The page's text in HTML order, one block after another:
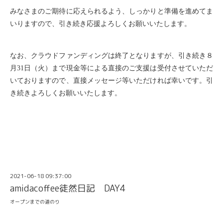
みなさまのご期待に応えられるよう、しっかりと準備を進めてま
いりますので、引き続き応援よろしくお願いいたします。
なお、クラウドファンディングは終了となりますが、引き続き８
月31日（火）まで現金等による直接のご支援は受付させていただ
いておりますので、直接メッセージ等いただければ幸いです。引
き続きよろしくお願いいたします。
2021-06-18 09:37:00
amidacoffee徒然日記 DAY4
オープンまでの道のり